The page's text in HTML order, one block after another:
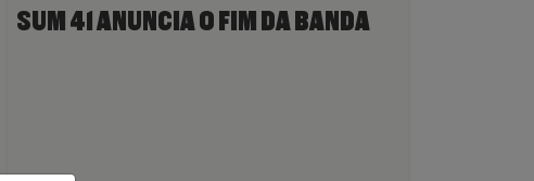
SUM 41 ANUNCIA O FIM DA BANDA